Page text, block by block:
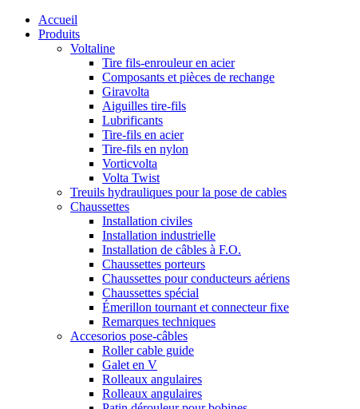
Accueil
Produits
Voltaline
Tire fils-enrouleur en acier
Composants et pièces de rechange
Giravolta
Aiguilles tire-fils
Lubrificants
Tire-fils en acier
Tire-fils en nylon
Vorticvolta
Volta Twist
Treuils hydrauliques pour la pose de cables
Chaussettes
Installation civiles
Installation industrielle
Installation de câbles à F.O.
Chaussettes porteurs
Chaussettes pour conducteurs aériens
Chaussettes spécial
Émerillon tournant et connecteur fixe
Remarques techniques
Accesorios pose-câbles
Roller cable guide
Galet en V
Rolleaux angulaires
Rolleaux angulaires